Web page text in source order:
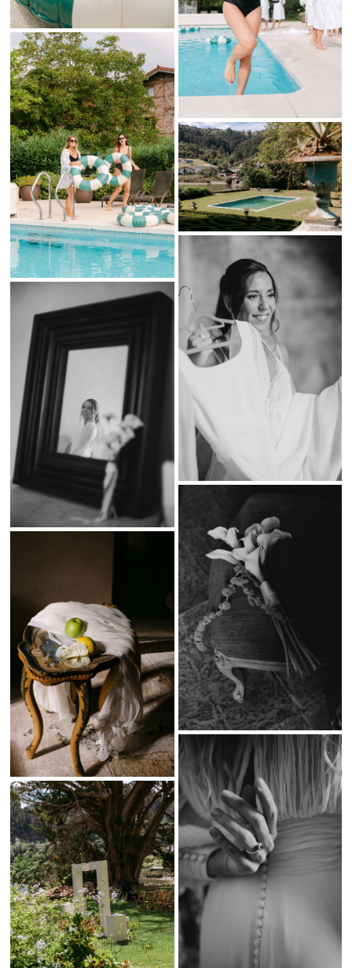
Fotografía de bodas en San Sebastián y bodas
exclusivas
Comofotógrafos de bodas en San Sebastián, buscamos capturar
historias reales con una mirada artística y emocional.
Cada boda refleja emociones únicas, detalles auténticos y
momentos irrepetibles llenos de belleza natural. Nuestro objetivo
es documentar cada celebración de forma elegante, cuidada y
atemporal para crear recuerdos que duren toda la vida con una luz
especial.